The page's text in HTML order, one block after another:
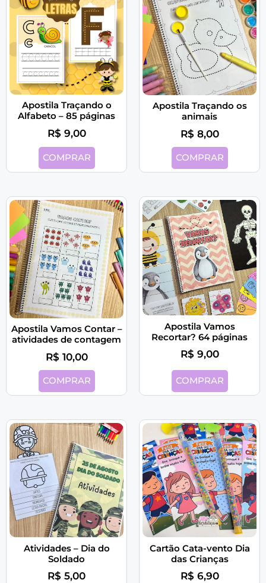
Apostila Traçando o
Alfabeto – 85 páginas
R$ 9,00
COMPRAR
Apostila Traçando os
animais
R$ 8,00
COMPRAR
Apostila Vamos Contar –
atividades de contagem
R$ 10,00
COMPRAR
Apostila Vamos
Recortar? 64 páginas
R$ 9,00
COMPRAR
Atividades – Dia do
Soldado
R$ 5,00
Cartão Cata-vento Dia
das Crianças
R$ 6,90